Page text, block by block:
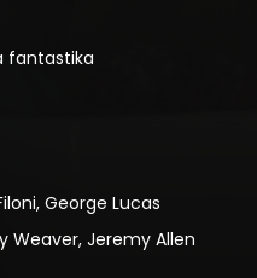
fantastika
George Lucas
Weaver, Jeremy Allen